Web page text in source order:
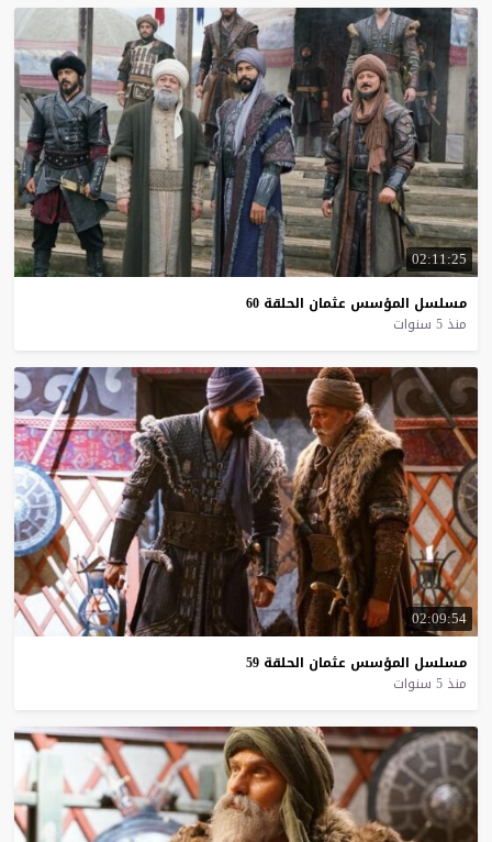
02:11:25
مسلسل المؤسس عثمان الحلقة 60
منذ 5 سنوات
02:09:54
مسلسل المؤسس عثمان الحلقة 59
منذ 5 سنوات